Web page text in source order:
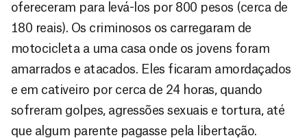
ofereceram para levá-los por 800 pesos (cerca de
180 reais). Os criminosos os carregaram de
motocicleta a uma casa onde os jovens foram
amarrados e atacados. Eles ficaram amordaçados
e em cativeiro por cerca de 24 horas, quando
sofreram golpes, agressões sexuais e tortura, até
que algum parente pagasse pela libertação.